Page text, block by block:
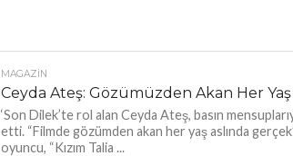
MAGAZIN
Ceyda Ateş: Gözümüzden Akan Her
‘Son Dilek’te rol alan Ceyda Ateş, basın
etti. “Filmde gözümden akan her yaş aslında
oyuncu, “Kızım Talia ...